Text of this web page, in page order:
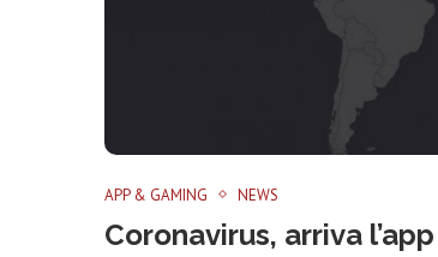
APP & GAMING NEWS
Coronavirus, arriva